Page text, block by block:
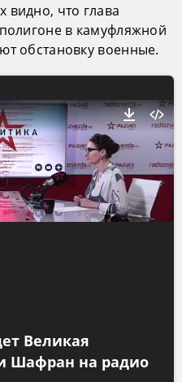
видно, что глава
в камуфляжной
обстановку военные.
Великая
Шафран на радио